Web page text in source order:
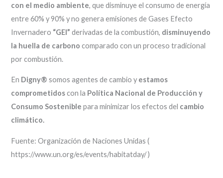
con el medio ambiente, que disminuye el consumo de energía
entre 60% y 90% y no genera emisiones de Gases Efecto
Invernadero “GEI” derivadas de la combustión, disminuyendo
la huella de carbono comparado con un proceso tradicional
por combustión.
En Digny® somos agentes de cambio y estamos
comprometidoscon la Política Nacional de Producción y
Consumo Sostenible para minimizar los efectos del cambio
climático.
Fuente: Organización de Naciones Unidas (
https://www.un.org/es/events/habitatday/ )